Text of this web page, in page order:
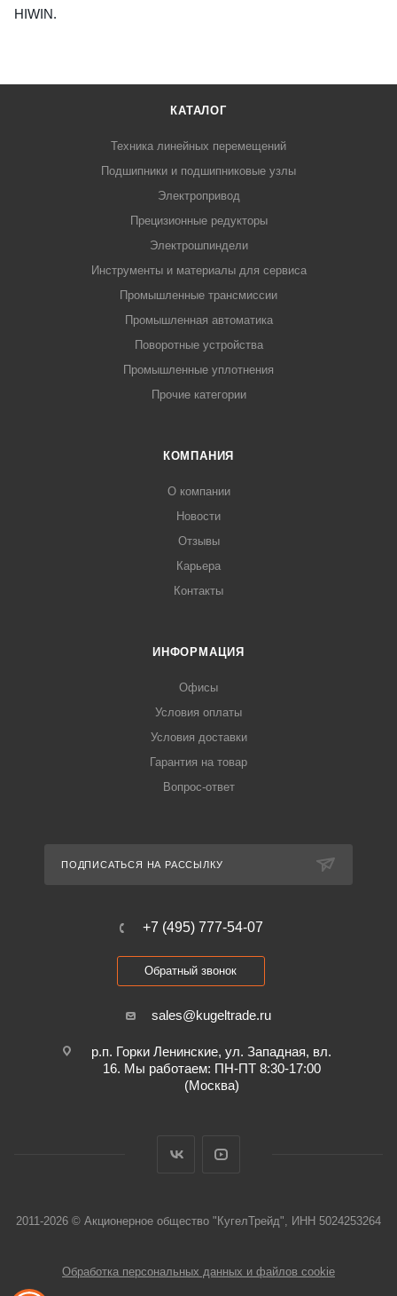
HIWIN.
КАТАЛОГ
Техника линейных перемещений
Подшипники и подшипниковые узлы
Электропривод
Прецизионные редукторы
Электрошпиндели
Инструменты и материалы для сервиса
Промышленные трансмиссии
Промышленная автоматика
Поворотные устройства
Промышленные уплотнения
Прочие категории
КОМПАНИЯ
О компании
Новости
Отзывы
Карьера
Контакты
ИНФОРМАЦИЯ
Офисы
Условия оплаты
Условия доставки
Гарантия на товар
Вопрос-ответ
ПОДПИСАТЬСЯ НА РАССЫЛКУ
+7 (495) 777-54-07
Обратный звонок
sales@kugeltrade.ru
р.п. Горки Ленинские, ул. Западная, вл.
16. Мы работаем: ПН-ПТ 8:30-17:00
(Москва)
2011-2026 © Акционерное общество "КугелТрейд", ИНН 5024253264
Обработка персональных данных и файлов cookie